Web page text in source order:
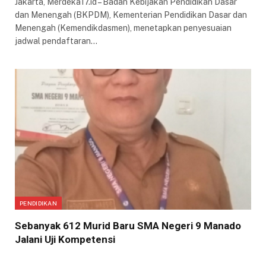
dan Menengah (BKPDM), Kementerian Pendidikan Dasar dan
Menengah (Kemendikdasmen), menetapkan penyesuaian
jadwal pendaftaran…
PENDIDIKAN
Sebanyak 612 Murid Baru SMA Negeri 9 Manado
Jalani Uji Kompetensi